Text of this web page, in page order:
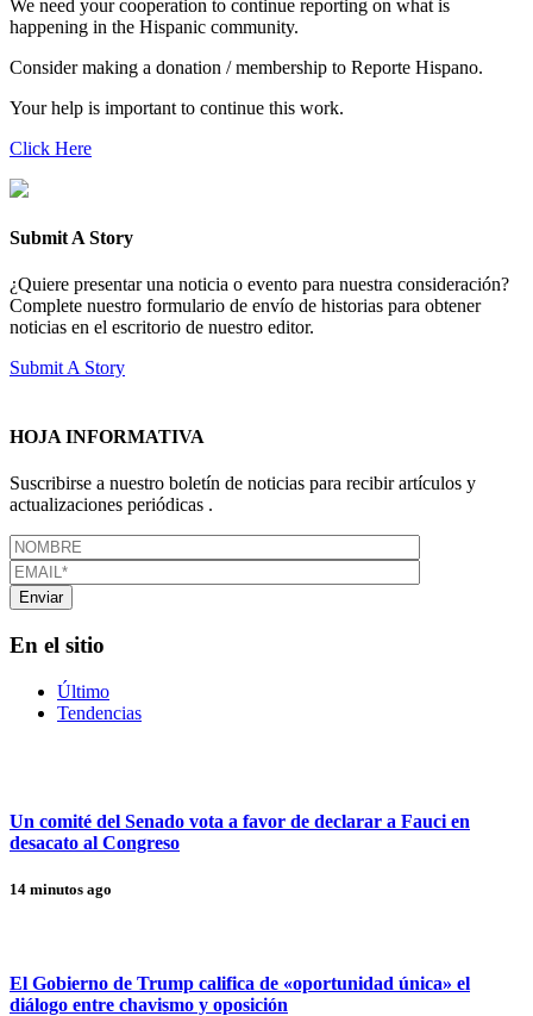
We need your cooperation to continue reporting on what is
happening in the Hispanic community.
Consider making a donation / membership to Reporte Hispano.
Your help is important to continue this work.
Click Here
Submit A Story
¿Quiere presentar una noticia o evento para nuestra consideración?
Complete nuestro formulario de envío de historias para obtener
noticias en el escritorio de nuestro editor.
Submit A Story
HOJA INFORMATIVA
Suscribirse a nuestro boletín de noticias para recibir artículos y
actualizaciones periódicas .
En el sitio
Último
Tendencias
Un comité del Senado vota a favor de declarar a Fauci en
desacato al Congreso
14 minutos ago
El Gobierno de Trump califica de «oportunidad única» el
diálogo entre chavismo y oposición